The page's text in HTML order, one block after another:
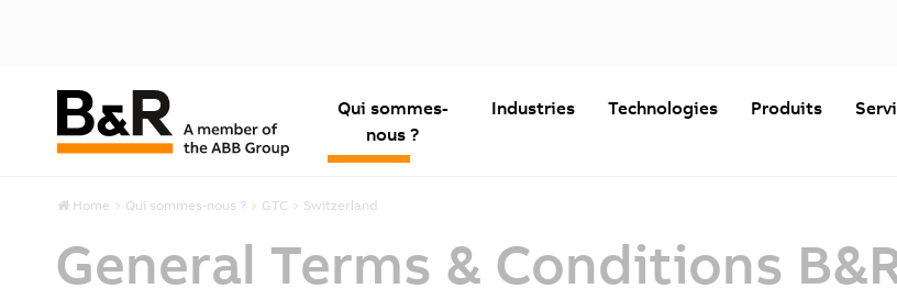
Qui sommes-
nous ?
Industries Technologies Produits
Home Qui sommes-nous ? GTC Switzerland
General Terms & Conditions